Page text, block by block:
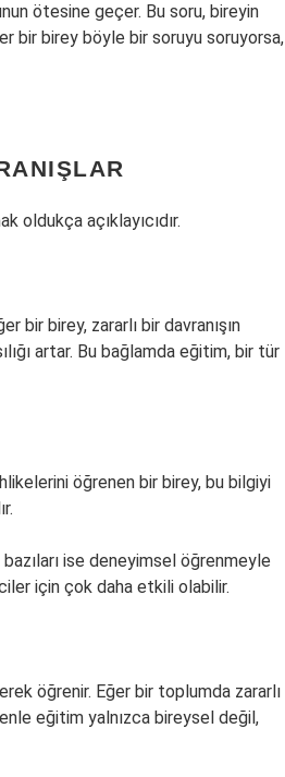
ötesine geçer. Bu soru, bireyin
bir birey böyle bir soruyu soruyorsa,
oldukça açıklayıcıdır.
bir birey, zararlı bir davranışın
artar. Bu bağlamda eğitim, bir tür
öğrenen bir birey, bu bilgiyi
ise deneyimsel öğrenmeyle
için çok daha etkili olabilir.
öğrenir. Eğer bir toplumda zararlı
eğitim yalnızca bireysel değil,